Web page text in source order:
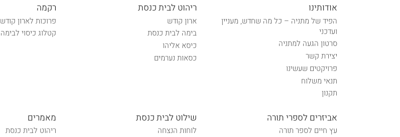
אודותינו
הפיד של מתניה – כל מה שחדש, מעניין
ועדכני
סרטון הגעה למתניה
יצירת קשר
פרויקטים שעשינו
תנאי משלוח
תקנון
ריהוט לבית כנסת
ארון קודש
בימה לבית כנסת
כיסא אליהו
כסאות נערמים
רקמה
פרוכות לארון קודש
קטלוג כיסוי לבימה
אביזרים לספרי תורה
עץ חיים לספר תורה
שילוט לבית כנסת
לוחות הנצחה
מאמרים
ריהוט לבית כנסת